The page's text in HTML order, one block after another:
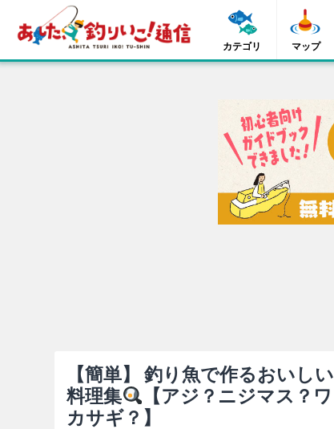
カテゴリ マップ
【簡単】 釣り魚で作るおいしい
料理集
【アジ？ニジマス？ワ
カサギ？】